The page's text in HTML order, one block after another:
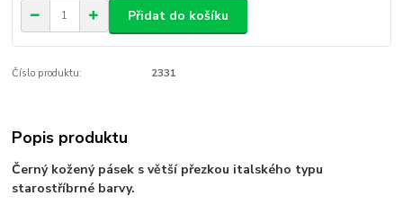
Přidat do košíku
Číslo produktu: 2331
Popis produktu
Černý kožený pásek s větší přezkou italského typu
starostříbrné barvy.